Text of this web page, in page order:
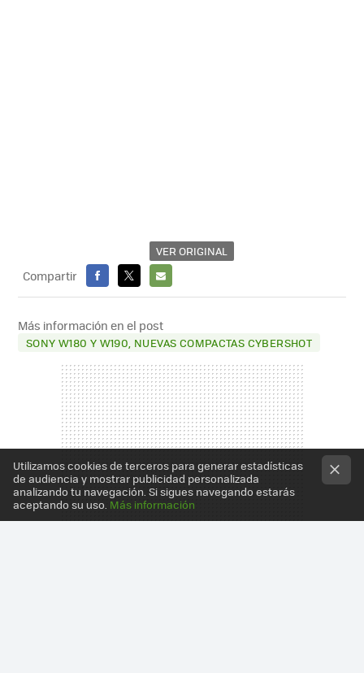
VER ORIGINAL
Compartir
FACEBOOK
X
E-
MAIL
Más información en el post
SONY W180 Y W190, NUEVAS COMPACTAS CYBERSHOT
Utilizamos cookies de terceros para generar estadísticas
de audiencia y mostrar publicidad personalizada
analizando tu navegación. Si sigues navegando estarás
aceptando su uso. Más información